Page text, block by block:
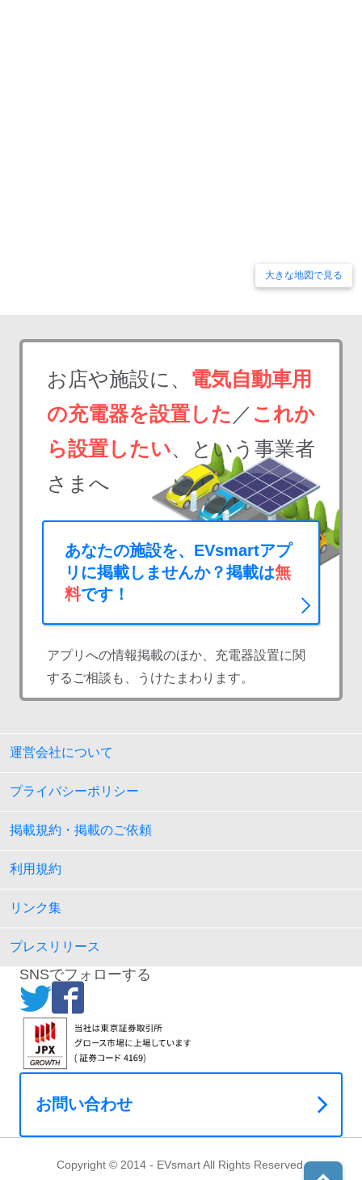
大きな地図で見る
お店や施設に、 電気自動車用
の充電器を設置した ／ これか
ら設置したい、という事業者
さまへ
あなたの施設を、EVsmartアプ
リに掲載しませんか？掲載は無
料です！
アプリへの情報掲載のほか、充電器設置に関
するご相談も、うけたまわります。
運営会社について
プライバシーポリシー
掲載規約・掲載のご依頼
利用規約
リンク集
プレスリリース
SNSでフォローする
お問い合わせ
Copyright © 2014 - EVsmart All Rights Reserved.